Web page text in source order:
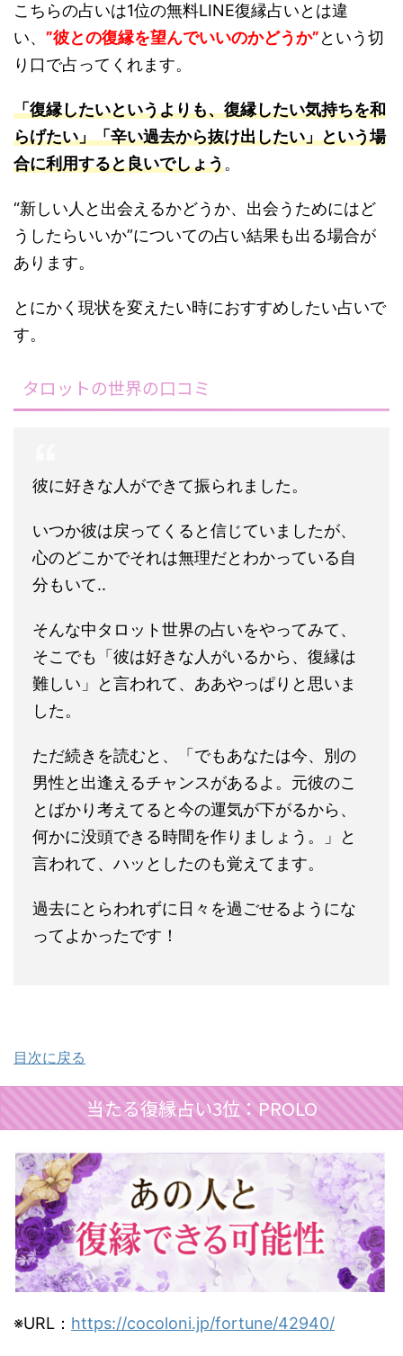
こちらの占いは1位の無料LINE復縁占いとは違
い、 ”彼との復縁を望んでいいのかどうか”という切
り口で占ってくれます。
「復縁したいというよりも、復縁したい気持ちを和
らげたい」「辛い過去から抜け出したい」という場
合に利用すると良いでしょう。
“新しい人と出会えるかどうか、出会うためにはど
うしたらいいか”についての占い結果も出る場合が
あります。
とにかく現状を変えたい時におすすめしたい占いで
す。
タロットの世界の口コミ
彼に好きな人ができて振られました。
いつか彼は戻ってくると信じていましたが、
心のどこかでそれは無理だとわかっている自
分もいて..
そんな中タロット世界の占いをやってみて、
そこでも「彼は好きな人がいるから、復縁は
難しい」と言われて、ああやっぱりと思いま
した。
ただ続きを読むと、「でもあなたは今、別の
男性と出逢えるチャンスがあるよ。元彼のこ
とばかり考えてると今の運気が下がるから、
何かに没頭できる時間を作りましょう。」と
言われて、ハッとしたのも覚えてます。
過去にとらわれずに日々を過ごせるようにな
ってよかったです！
目次に戻る
当たる復縁占い3位：PROLO
※URL： https://cocoloni.jp/fortune/42940/